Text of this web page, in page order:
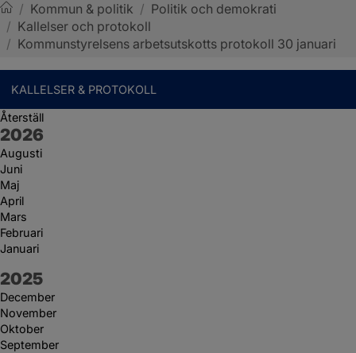
Sotenäs kommun
/ Kommun & politik / Politik och demokrati
/ Kallelser och protokoll
/ Kommunstyrelsens arbetsutskotts protokoll 30 januari
KALLELSER & PROTOKOLL
Återställ
År:
2026
Augusti
Juni
Maj
April
Mars
Februari
Januari
År:
2025
December
November
Oktober
September